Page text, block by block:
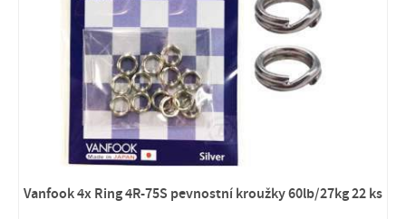
Vanfook 4x Ring 4R-75S pevnostní kroužky 60lb/27kg 22 ks